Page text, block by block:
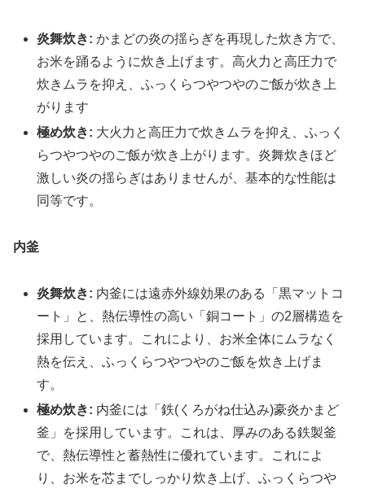
炎舞炊き: かまどの炎の揺らぎを再現した炊き方で、
お米を踊るように炊き上げます。高火力と高圧力で
炊きムラを抑え、ふっくらつやつやのご飯が炊き上
がります
極め炊き: 大火力と高圧力で炊きムラを抑え、ふっく
らつやつやのご飯が炊き上がります。炎舞炊きほど
激しい炎の揺らぎはありませんが、基本的な性能は
同等です。
内釜
炎舞炊き: 内釜には遠赤外線効果のある「黒マットコ
ート」と、熱伝導性の高い「銅コート」の2層構造を
採用しています。これにより、お米全体にムラなく
熱を伝え、ふっくらつやつやのご飯を炊き上げま
す。
極め炊き: 内釜には「鉄(くろがね仕込み)豪炎かまど
釜」を採用しています。これは、厚みのある鉄製釜
で、熱伝導性と蓄熱性に優れています。これによ
り、お米を芯までしっかり炊き上げ、ふっくらつや